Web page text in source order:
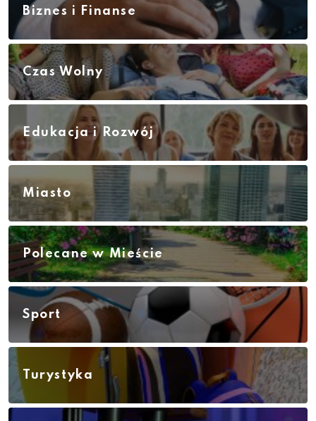
Biznes i Finanse
Czas Wolny
Edukacja i Rozwój
Miasto
Polecane w Mieście
Sport
Turystyka